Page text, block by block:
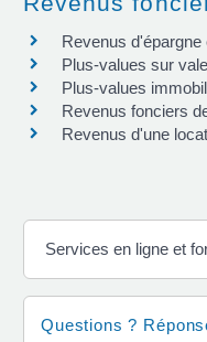
Revenus
Plus-values sur
Plus-values
Revenus fonciers
Revenus d'une
Services en ligne et
Questions ?